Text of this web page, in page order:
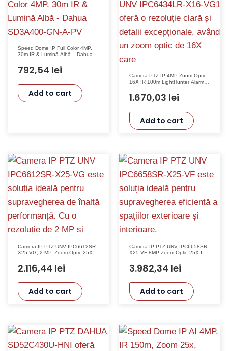
Speed Dome IP Full Color 4MP,
30m IR & Lumină Albă – Dahua
792,54 lei
Add to cart
Camera PTZ IP 4MP Zoom Optic
16X IR 100m LightHunter Alarma
IPC6434LR-X16-VG1
1.670,03 lei
Add to cart
Camera IP PTZ UNV IPC6612SR-
X25-VG, 2 MP, Zoom Optic 25X,
LightHunter
2.116,44 lei
Add to cart
Camera IP PTZ UNV IPC6658SR-
X25-VF 8MP Zoom Optic 25X IR
3.982,34 lei
Add to cart